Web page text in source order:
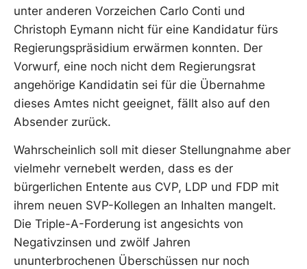
unter anderen Vorzeichen Carlo Conti und
Christoph Eymann nicht für eine Kandidatur fürs
Regierungspräsidium erwärmen konnten. Der
Vorwurf, eine noch nicht dem Regierungsrat
angehörige Kandidatin sei für die Übernahme
dieses Amtes nicht geeignet, fällt also auf den
Absender zurück.
Wahrscheinlich soll mit dieser Stellungnahme aber
vielmehr vernebelt werden, dass es der
bürgerlichen Entente aus CVP, LDP und FDP mit
ihrem neuen SVP-Kollegen an Inhalten mangelt.
Die Triple-A-Forderung ist angesichts von
Negativzinsen und zwölf Jahren
ununterbrochenen Überschüssen nur noch